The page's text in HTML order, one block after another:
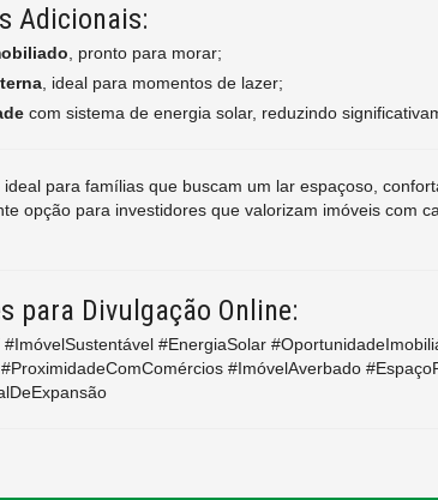
Adicionais:
, pronto para morar;
, ideal para momentos de lazer;
com sistema de energia solar, reduzindo
para famílias que buscam um lar espaçoso,
opção para investidores que valorizam imóveis com
para Divulgação Online:
#EnergiaSolar
#ImóvelAverbado